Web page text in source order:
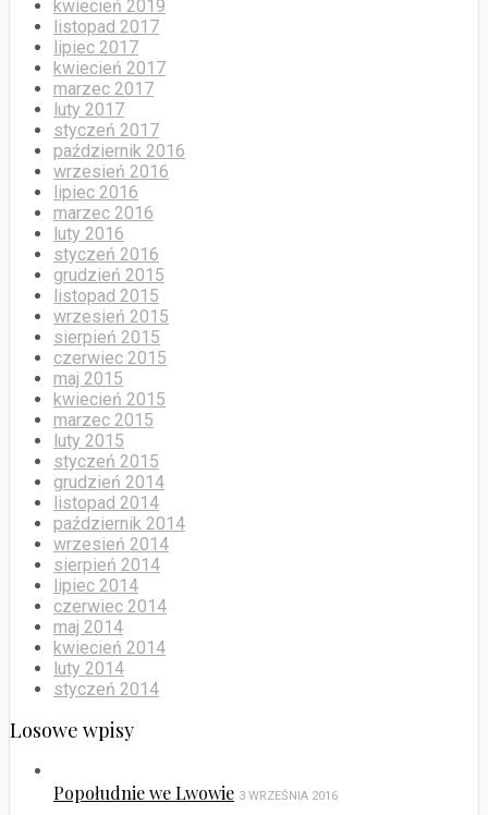
kwiecień 2019
listopad 2017
lipiec 2017
kwiecień 2017
marzec 2017
luty 2017
styczeń 2017
październik 2016
wrzesień 2016
lipiec 2016
marzec 2016
luty 2016
styczeń 2016
grudzień 2015
listopad 2015
wrzesień 2015
sierpień 2015
czerwiec 2015
maj 2015
kwiecień 2015
marzec 2015
luty 2015
styczeń 2015
grudzień 2014
listopad 2014
październik 2014
wrzesień 2014
sierpień 2014
lipiec 2014
czerwiec 2014
maj 2014
kwiecień 2014
luty 2014
styczeń 2014
Losowe wpisy
Popołudnie we Lwowie 3 WRZEŚNIA 2016